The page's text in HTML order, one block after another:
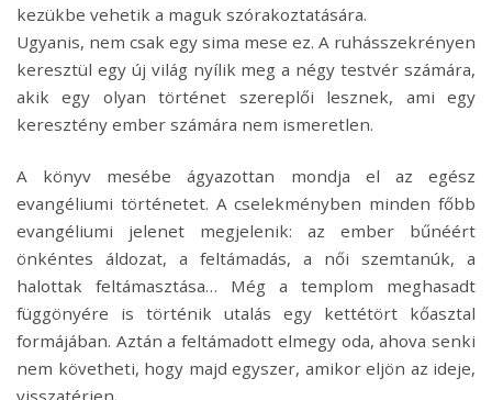
kezükbe vehetik a maguk szórakoztatására.
Ugyanis, nem csak egy sima mese ez. A ruhásszekrényen
keresztül egy új világ nyílik meg a négy testvér számára,
akik egy olyan történet szereplői lesznek, ami egy
keresztény ember számára nem ismeretlen.
A könyv mesébe ágyazottan mondja el az egész
evangéliumi történetet. A cselekményben minden főbb
evangéliumi jelenet megjelenik: az ember bűnéért
önkéntes áldozat, a feltámadás, a női szemtanúk, a
halottak feltámasztása… Még a templom meghasadt
függönyére is történik utalás egy kettétört kőasztal
formájában. Aztán a feltámadott elmegy oda, ahova senki
nem követheti, hogy majd egyszer, amikor eljön az ideje,